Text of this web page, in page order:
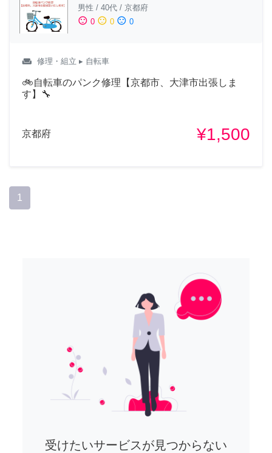
男性 / 40代 / 京都府
sentiment_satisfied 0 sentiment_neutral 0 sentiment_dissatisfied 0
weekend 修理・組立 ▸ 自転車
🚲自転車のパンク修理【京都市、大津市出張しま
す】🔧
京都府 ¥1,500
1
受けたいサービスが見つからない